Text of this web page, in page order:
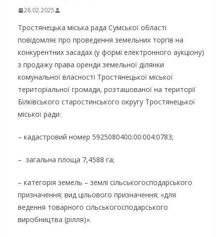
28.02.2025
Тростянецька міська рада Сумської області
повідомляє про проведення земельних торгів на
конкурентних засадах (у формі електронного аукціону)
з продажу права оренди земельної ділянки
комунальної власності Тростянецької міської
територіальної громади, розташованої на території
Білківського старостинського округу Тростянецької
міської ради:
– кадастровий номер 5925080400:00:004:0783;
– загальна площа 7,4588 га;
– категорія земель – землі сільськогосподарського
призначення; вид цільового призначення; «для
ведення товарного сільськогосподарського
виробництва (рілля)».